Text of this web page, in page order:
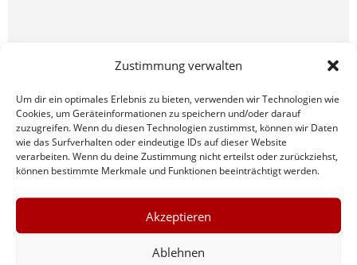
Zustimmung verwalten
Um dir ein optimales Erlebnis zu bieten, verwenden wir Technologien wie
Cookies, um Geräteinformationen zu speichern und/oder darauf
zuzugreifen. Wenn du diesen Technologien zustimmst, können wir Daten
wie das Surfverhalten oder eindeutige IDs auf dieser Website
verarbeiten. Wenn du deine Zustimmung nicht erteilst oder zurückziehst,
können bestimmte Merkmale und Funktionen beeinträchtigt werden.
Akzeptieren
Ablehnen
Unkompliziert laden – in Fulda
Die Sorge um die Reichweite gehört der
Vergangenheit an. Moderne E-Autos bieten
heute Reichweiten, die Ihren Alltag
Einfaches Laden: Ob öffentliche Ladesäule,
Schnelllader an der Autobahn oder in